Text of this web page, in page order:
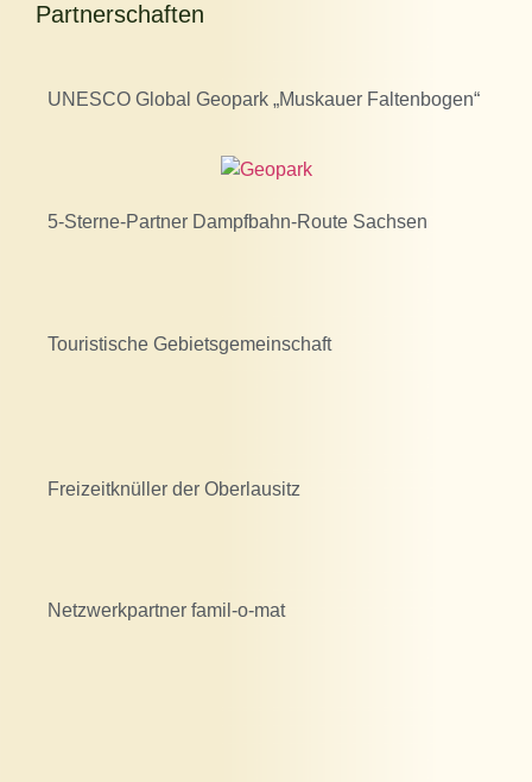
Partnerschaften
UNESCO Global Geopark „Muskauer Faltenbogen“
5-Sterne-Partner Dampfbahn-Route Sachsen
Touristische Gebietsgemeinschaft
Freizeitknüller der Oberlausitz
Netzwerkpartner famil-o-mat